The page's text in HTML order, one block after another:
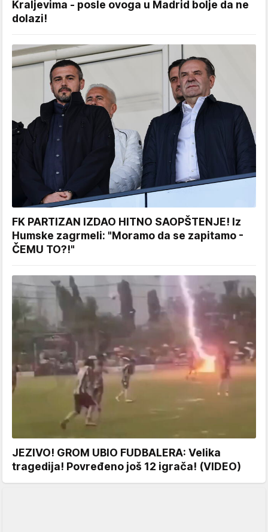
Kraljevima - posle ovoga u Madrid bolje da ne
dolazi!
FK PARTIZAN IZDAO HITNO SAOPŠTENJE! Iz
Humske zagrmeli: "Moramo da se zapitamo -
ČEMU TO?!"
JEZIVO! GROM UBIO FUDBALERA: Velika
tragedija! Povređeno još 12 igrača! (VIDEO)